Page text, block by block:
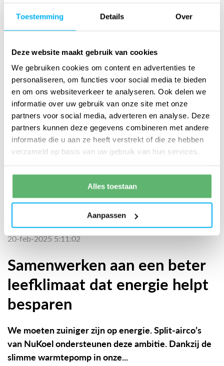
Toestemming Details Over
Deze website maakt gebruik van cookies
We gebruiken cookies om content en advertenties te
personaliseren, om functies voor social media te bieden
en om ons websiteverkeer te analyseren. Ook delen we
informatie over uw gebruik van onze site met onze
partners voor social media, adverteren en analyse. Deze
partners kunnen deze gegevens combineren met andere
informatie die u aan ze heeft verstrekt of die ze hebben
verzameld op basis van uw gebruik van hun services.
Alles toestaan
Aanpassen
Lees meer
Groen lenen
20-feb-2025 5:12:34
Een airco bij u thuis zonder grote
investering
20-feb-2025 5:11:02
Samenwerken aan een beter
leefklimaat dat energie helpt
besparen
We moeten zuiniger zijn op energie. Split-airco’s
van NuKoel ondersteunen deze ambitie. Dankzij de
slimme warmtepomp in onze...